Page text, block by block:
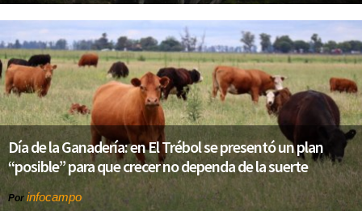
Día de la Ganadería: en El Trébol se presentó un plan
“posible” para que crecer no dependa de la suerte
Por infocampo